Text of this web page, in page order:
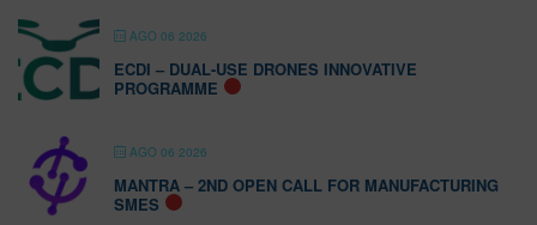
AGO 06 2026
ECDI – DUAL-USE DRONES INNOVATIVE
PROGRAMME
AGO 06 2026
MANTRA – 2ND OPEN CALL FOR MANUFACTURING
SMES